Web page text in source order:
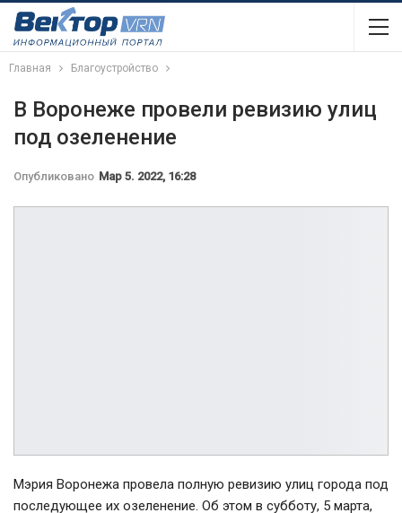
Главная Благоустройство
В Воронеже провели ревизию улиц
под озеленение
Опубликовано Мар 5. 2022, 16:28
Мэрия Воронежа провела полную ревизию улиц города под
последующее их озеленение. Об этом в субботу, 5 марта,